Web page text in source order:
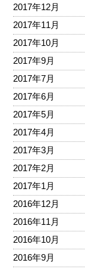
2017年12月
2017年11月
2017年10月
2017年9月
2017年7月
2017年6月
2017年5月
2017年4月
2017年3月
2017年2月
2017年1月
2016年12月
2016年11月
2016年10月
2016年9月